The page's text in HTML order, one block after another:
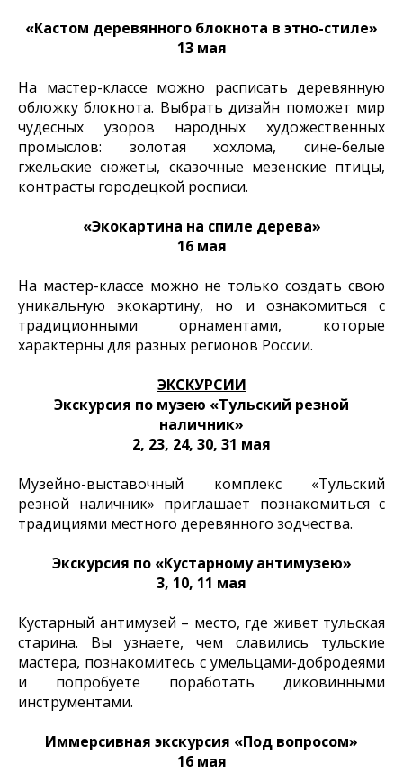
«Кастом деревянного блокнота в этно-стиле»
13 мая
На мастер-классе можно расписать деревянную
обложку блокнота. Выбрать дизайн поможет мир
чудесных узоров народных художественных
промыслов: золотая хохлома, сине-белые
гжельские сюжеты, сказочные мезенские птицы,
контрасты городецкой росписи.
«Экокартина на спиле дерева»
16 мая
На мастер-классе можно не только создать свою
уникальную экокартину, но и ознакомиться с
традиционными орнаментами, которые
характерны для разных регионов России.
ЭКСКУРСИИ
Экскурсия по музею «Тульский резной
наличник»
2, 23, 24, 30, 31 мая
Музейно-выставочный комплекс «Тульский
резной наличник» приглашает познакомиться с
традициями местного деревянного зодчества.
Экскурсия по «Кустарному антимузею»
3, 10, 11 мая
Кустарный антимузей – место, где живет тульская
старина. Вы узнаете, чем славились тульские
мастера, познакомитесь с умельцами-добродеями
и попробуете поработать диковинными
инструментами.
Иммерсивная экскурсия «Под вопросом»
16 мая